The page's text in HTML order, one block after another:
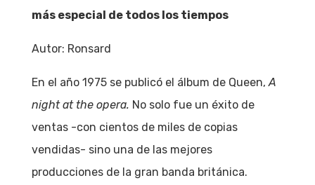
más especial de todos los tiempos
Autor: Ronsard
En el año 1975 se publicó el álbum de Queen,A
night at the opera. No solo fue un éxito de
ventas -con cientos de miles de copias
vendidas- sino una de las mejores
producciones de la gran banda británica.